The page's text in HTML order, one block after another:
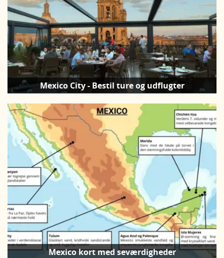
Mexico City - Bestil ture og udflugter
Mexico kort med seværdigheder